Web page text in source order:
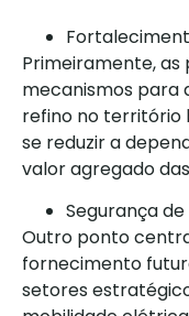
Primeiramente,
mecanismos para
refino no território
se reduzir a
valor agregado
Segurança
Outro ponto
fornecimento
setores